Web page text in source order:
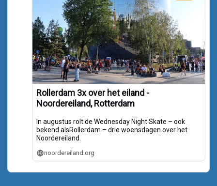
Rollerdam 3x over het eiland -
Noordereiland, Rotterdam
In augustus rolt de Wednesday Night Skate – ook
bekend alsRollerdam – drie woensdagen over het
Noordereiland.
noordereiland.org